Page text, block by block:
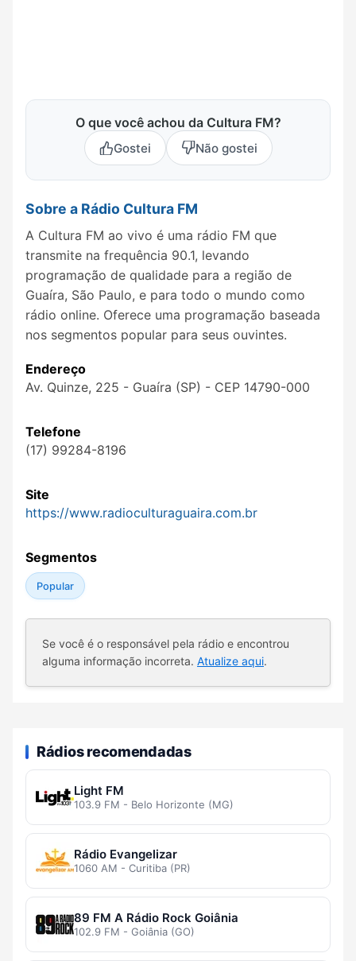
O que você achou da Cultura FM?
Gostei Não gostei
Sobre a Rádio Cultura FM
A Cultura FM ao vivo é uma rádio FM que
transmite na frequência 90.1, levando
programação de qualidade para a região de
Guaíra, São Paulo, e para todo o mundo como
rádio online. Oferece uma programação baseada
nos segmentos popular para seus ouvintes.
Endereço
Av. Quinze, 225 - Guaíra (SP) - CEP 14790-000
Telefone
(17) 99284-8196
Site
https://www.radioculturaguaira.com.br
Segmentos
Popular
Se você é o responsável pela rádio e encontrou
alguma informação incorreta. Atualize aqui.
Rádios recomendadas
Light FM
103.9 FM - Belo Horizonte (MG)
Rádio Evangelizar
1060 AM - Curitiba (PR)
89 FM A Rádio Rock Goiânia
102.9 FM - Goiânia (GO)